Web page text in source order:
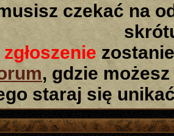
czekać na
zgłoszenie
, gdzie
staraj się